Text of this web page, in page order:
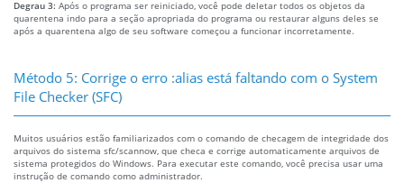
Degrau 3: Após o programa ser reiniciado, você pode deletar todos os objetos da
quarentena indo para a seção apropriada do programa ou restaurar alguns deles se
após a quarentena algo de seu software começou a funcionar incorretamente.
Método 5: Corrige o erro :alias está faltando com o System
File Checker (SFC)
Muitos usuários estão familiarizados com o comando de checagem de integridade dos
arquivos do sistema sfc/scannow, que checa e corrige automaticamente arquivos de
sistema protegidos do Windows. Para executar este comando, você precisa usar uma
instrução de comando como administrador.